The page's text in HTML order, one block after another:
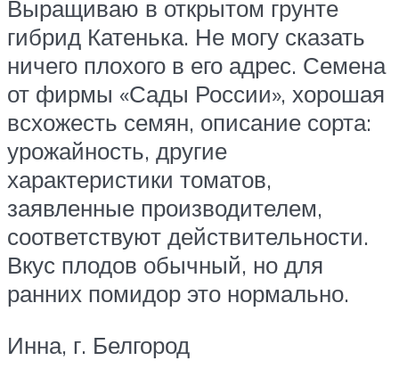
Выращиваю в открытом грунте
гибрид Катенька. Не могу сказать
ничего плохого в его адрес. Семена
от фирмы «Сады России», хорошая
всхожесть семян, описание сорта:
урожайность, другие
характеристики томатов,
заявленные производителем,
соответствуют действительности.
Вкус плодов обычный, но для
ранних помидор это нормально.
Инна, г. Белгород